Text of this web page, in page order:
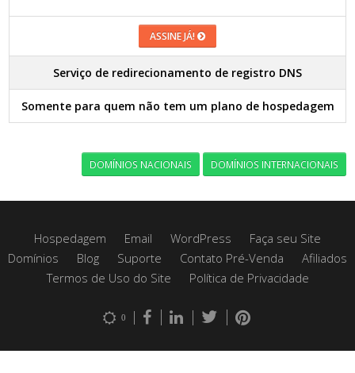
ASSINE JÁ!
Serviço de redirecionamento de registro DNS
Somente para quem não tem um plano de hospedagem
DOMÍNIOS NACIONAIS DOMÍNIOS INTERNACIONAIS
Hospedagem Email WordPress
Faça seu Site
Domínios
Blog Suporte Contato Pré-Venda
Afiliados
Termos de Uso do Site
Política de Privacidade
0